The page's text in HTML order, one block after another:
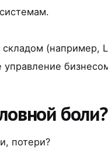
(например,
управление
боли?
потери?